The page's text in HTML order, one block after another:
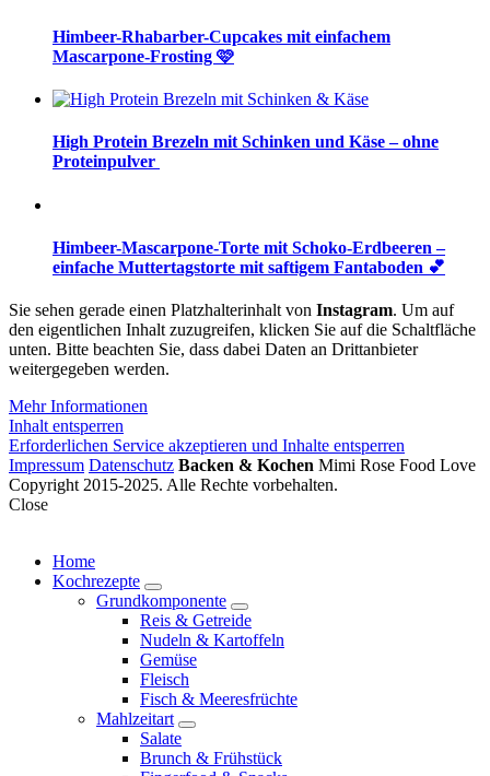
Himbeer-Rhabarber-Cupcakes mit einfachem
Mascarpone-Frosting 🩷
High Protein Brezeln mit Schinken und Käse – ohne
Proteinpulver
Himbeer-Mascarpone-Torte mit Schoko-Erdbeeren –
einfache Muttertagstorte mit saftigem Fantaboden 💕
Sie sehen gerade einen Platzhalterinhalt von Instagram. Um auf
den eigentlichen Inhalt zuzugreifen, klicken Sie auf die Schaltfläche
unten. Bitte beachten Sie, dass dabei Daten an Drittanbieter
weitergegeben werden.
Mehr Informationen
Inhalt entsperren
Erforderlichen Service akzeptieren und Inhalte entsperren
Impressum Datenschutz Backen & Kochen Mimi Rose Food Love
Copyright 2015-2025. Alle Rechte vorbehalten.
Close
Home
Kochrezepte
expand
child
menu
Grundkomponente
expand
child
menu
Reis & Getreide
Nudeln & Kartoffeln
Gemüse
Fleisch
Fisch & Meeresfrüchte
Mahlzeitart
expand
child
menu
Salate
Brunch & Frühstück